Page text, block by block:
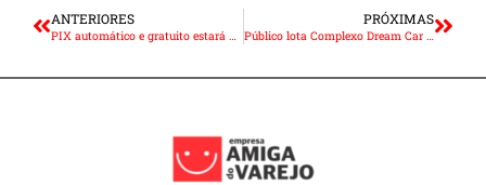
ANTERIORES
PIX automático e gratuito estará disponível em outubro de 2024
PRÓXIMAS
Público lota Complexo Dream Car Museum para inauguração